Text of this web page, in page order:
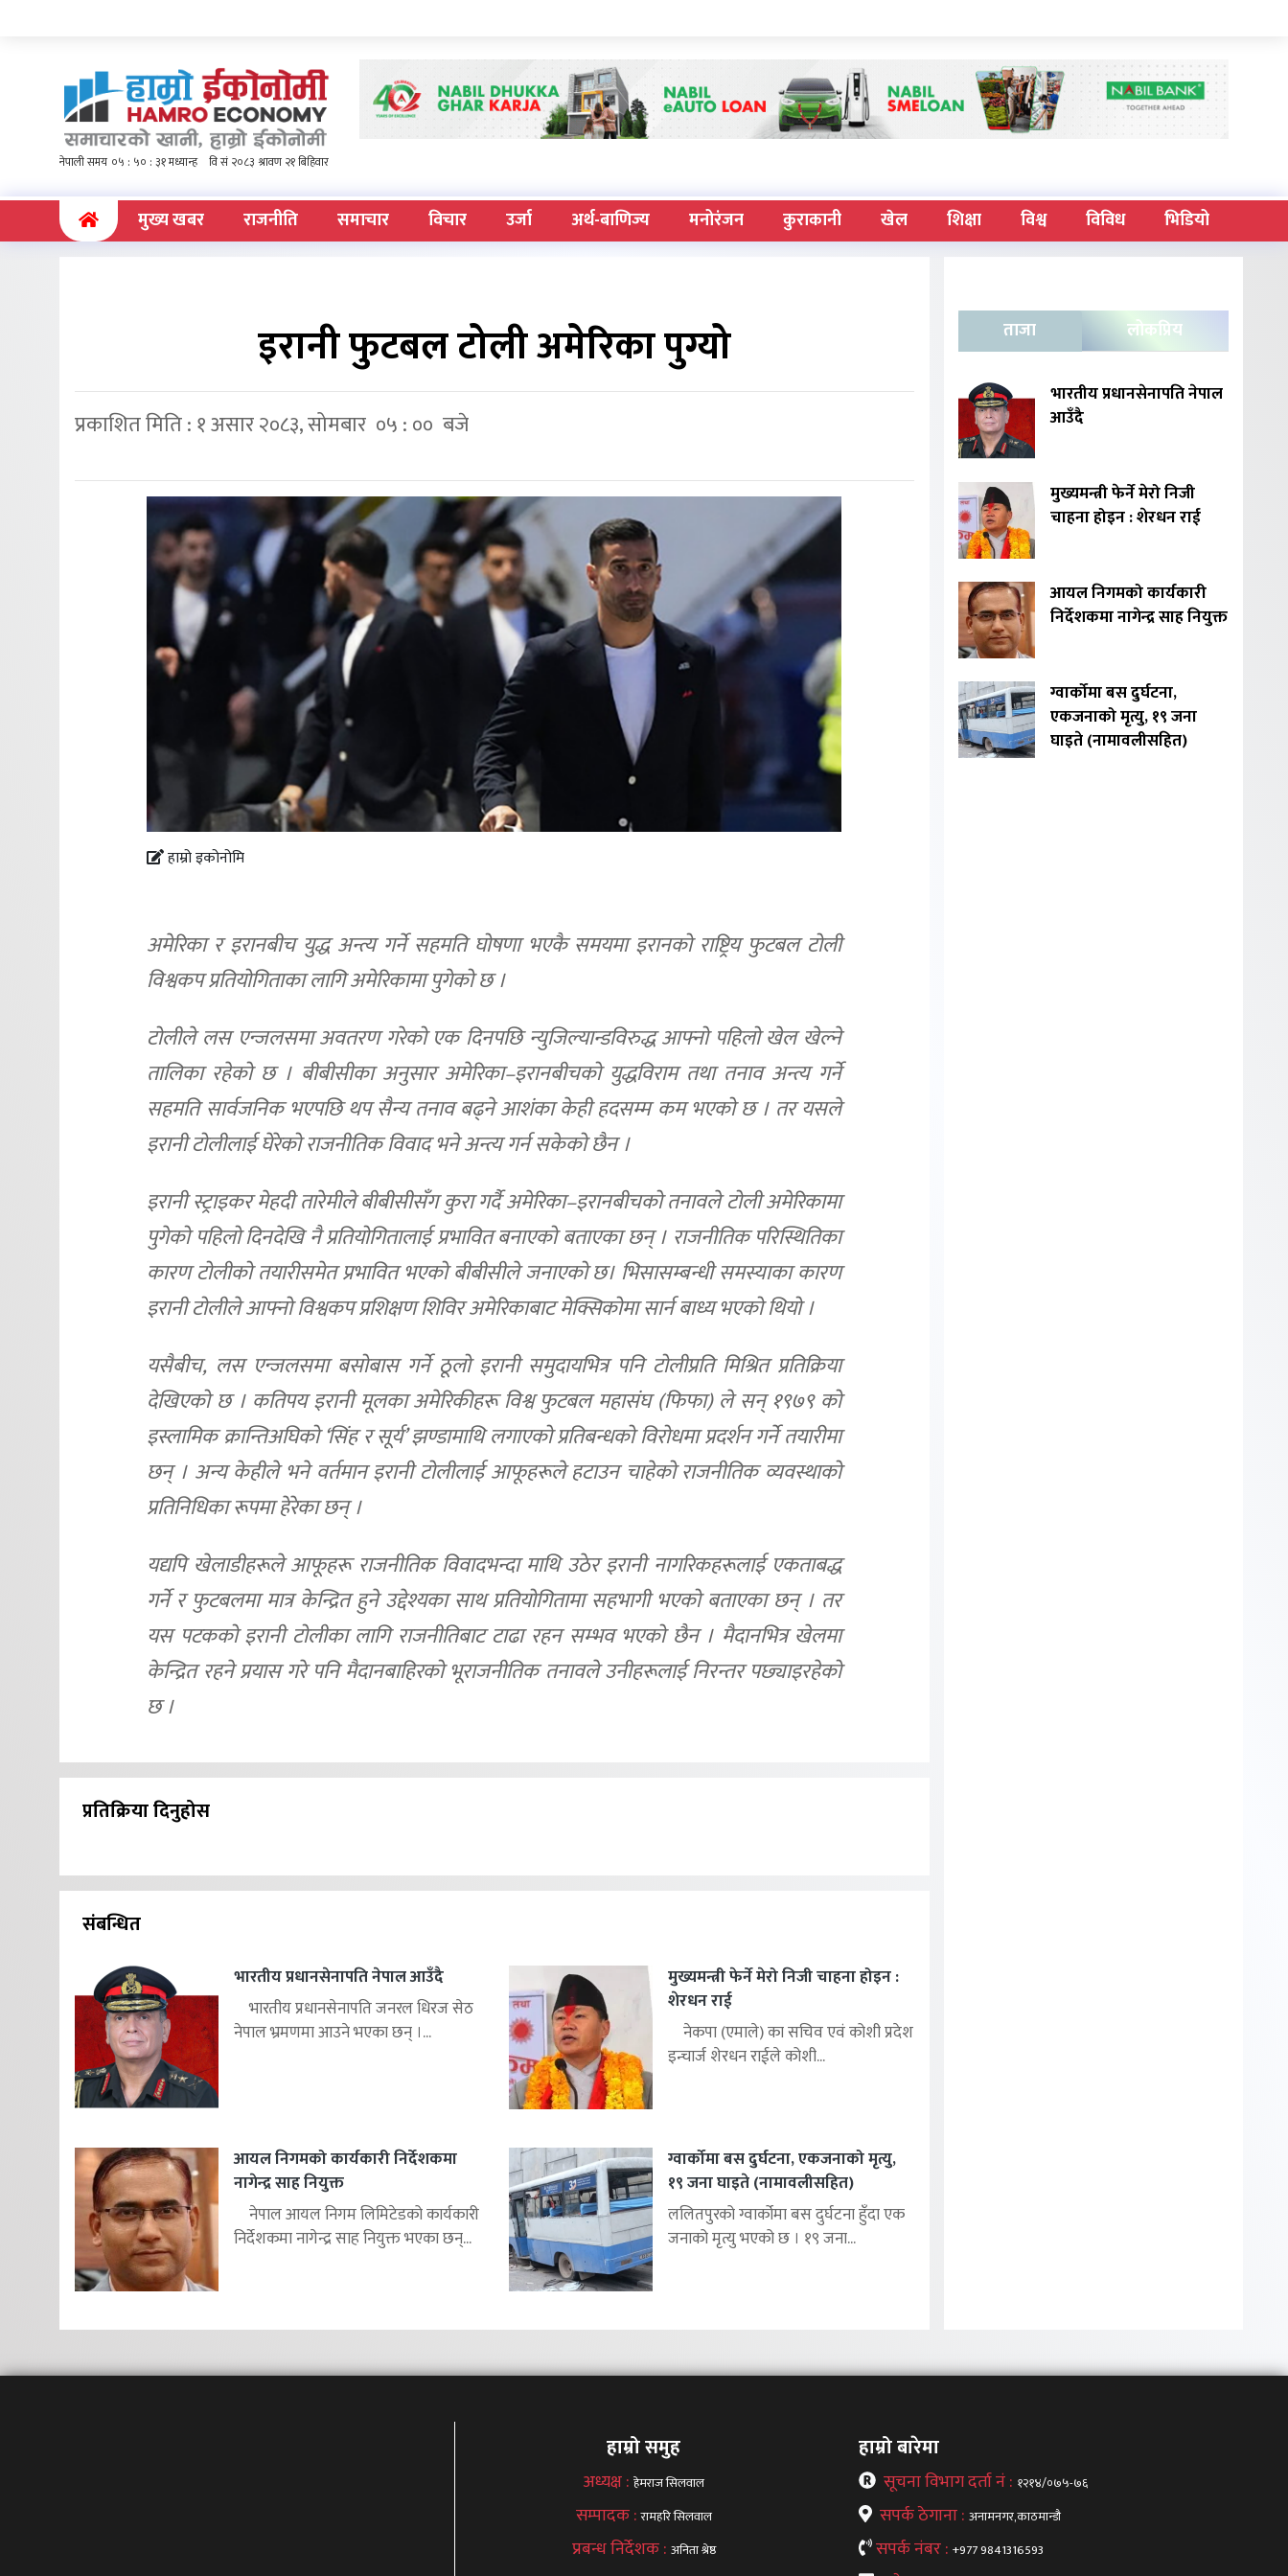
(current)मुख्य खबर राजनीति समाचार विचार उर्जा अर्थ-बाणिज्य मनोरंजन कुराकानी खेल शिक्षा विश्व विविध भिडियो
इरानी फुटबल टोली अमेरिका पुग्यो
प्रकाशित मिति : १ असार २०८३, सोमबार ०५ : ०० बजे
हाम्रो इकोनोमि
अमेरिका र इरानबीच युद्ध अन्त्य गर्ने सहमति घोषणा भएकै समयमा इरानको राष्ट्रिय फुटबल टोली
विश्वकप प्रतियोगिताका लागि अमेरिकामा पुगेको छ ।
टोलीले लस एन्जलसमा अवतरण गरेको एक दिनपछि न्युजिल्यान्डविरुद्ध आफ्नो पहिलो खेल खेल्ने
तालिका रहेको छ । बीबीसीका अनुसार अमेरिका–इरानबीचको युद्धविराम तथा तनाव अन्त्य गर्ने
सहमति सार्वजनिक भएपछि थप सैन्य तनाव बढ्ने आशंका केही हदसम्म कम भएको छ । तर यसले
इरानी टोलीलाई घेरेको राजनीतिक विवाद भने अन्त्य गर्न सकेको छैन ।
इरानी स्ट्राइकर मेहदी तारेमीले बीबीसीसँग कुरा गर्दै अमेरिका–इरानबीचको तनावले टोली अमेरिकामा
पुगेको पहिलो दिनदेखि नै प्रतियोगितालाई प्रभावित बनाएको बताएका छन् । राजनीतिक परिस्थितिका
कारण टोलीको तयारीसमेत प्रभावित भएको बीबीसीले जनाएको छ। भिसासम्बन्धी समस्याका कारण
इरानी टोलीले आफ्नो विश्वकप प्रशिक्षण शिविर अमेरिकाबाट मेक्सिकोमा सार्न बाध्य भएको थियो ।
यसैबीच, लस एन्जलसमा बसोबास गर्ने ठूलो इरानी समुदायभित्र पनि टोलीप्रति मिश्रित प्रतिक्रिया
देखिएको छ । कतिपय इरानी मूलका अमेरिकीहरू विश्व फुटबल महासंघ (फिफा) ले सन् १९७९ को
इस्लामिक क्रान्तिअघिको ‘सिंह र सूर्य’ झण्डामाथि लगाएको प्रतिबन्धको विरोधमा प्रदर्शन गर्ने तयारीमा
छन् । अन्य केहीले भने वर्तमान इरानी टोलीलाई आफूहरूले हटाउन चाहेको राजनीतिक व्यवस्थाको
प्रतिनिधिका रूपमा हेरेका छन् ।
यद्यपि खेलाडीहरूले आफूहरू राजनीतिक विवादभन्दा माथि उठेर इरानी नागरिकहरूलाई एकताबद्ध
गर्ने र फुटबलमा मात्र केन्द्रित हुने उद्देश्यका साथ प्रतियोगितामा सहभागी भएको बताएका छन् । तर
यस पटकको इरानी टोलीका लागि राजनीतिबाट टाढा रहन सम्भव भएको छैन । मैदानभित्र खेलमा
केन्द्रित रहने प्रयास गरे पनि मैदानबाहिरको भूराजनीतिक तनावले उनीहरूलाई निरन्तर पछ्याइरहेको
छ ।
प्रतिक्रिया दिनुहोस
संबन्धित
भारतीय प्रधानसेनापति नेपाल आउँदै
भारतीय प्रधानसेनापति जनरल धिरज सेठ
नेपाल भ्रमणमा आउने भएका छन् ।...
मुख्यमन्त्री फेर्ने मेरो निजी चाहना होइन :
शेरधन राई
नेकपा (एमाले) का सचिव एवं कोशी प्रदेश
इन्चार्ज शेरधन राईले कोशी...
आयल निगमको कार्यकारी निर्देशकमा
नागेन्द्र साह नियुक्त
नेपाल आयल निगम लिमिटेडको कार्यकारी
निर्देशकमा नागेन्द्र साह नियुक्त भएका छन्...
ग्वार्कोमा बस दुर्घटना, एकजनाको मृत्यु,
१९ जना घाइते (नामावलीसहित)
ललितपुरको ग्वार्कोमा बस दुर्घटना हुँदा एक
जनाको मृत्यु भएको छ । १९ जना...
ताजा लोकप्रिय
भारतीय प्रधानसेनापति नेपाल
आउँदै
मुख्यमन्त्री फेर्ने मेरो निजी
चाहना होइन : शेरधन राई
आयल निगमको कार्यकारी
निर्देशकमा नागेन्द्र साह नियुक्त
ग्वार्कोमा बस दुर्घटना,
एकजनाको मृत्यु, १९ जना
घाइते (नामावलीसहित)
हाम्रो समुह
अध्यक्ष :हेमराज सिलवाल
सम्पादक :रामहरि सिलवाल
प्रबन्ध निर्देशक : अनिता श्रेष्ठ
हाम्रो बारेमा
सूचना विभाग दर्ता नं : १२१४/०७५-७६
सपर्क ठेगाना : अनामनगर,काठमान्डौ
सपर्क नंबर : +977 9841316593